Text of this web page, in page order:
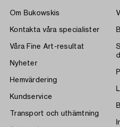
Om Bukowskis
Kontakta våra specialister
Våra Fine Art-resultat
Nyheter
Hemvärdering
Kundservice
Transport och uthämtning